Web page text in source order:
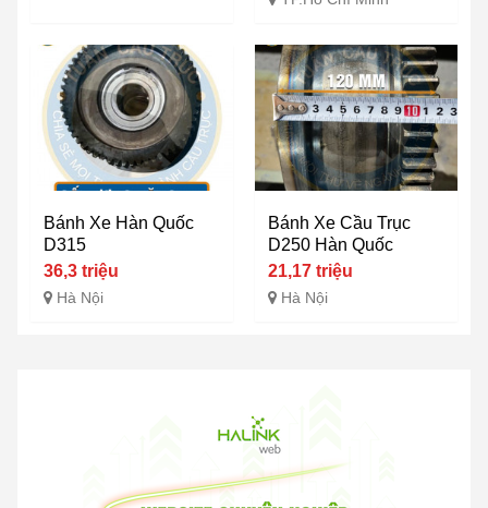
Bánh Xe Hàn Quốc
D315
36,3 triệu
Hà Nội
Bánh Xe Cầu Trục
D250 Hàn Quốc
21,17 triệu
Hà Nội